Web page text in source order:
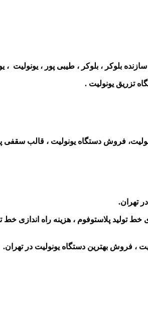
بلوکر ، بلوکر ، طیبی پور ، یونولیت ،
تزریق یونولیت .
فروش دستگاه یونولیت ، قالب سقفی
تهران.
خط تولید پلاستوفوم ، هزینه راه اندازی خط
، فروش بهترین دستگاه یونولیت در تهران.